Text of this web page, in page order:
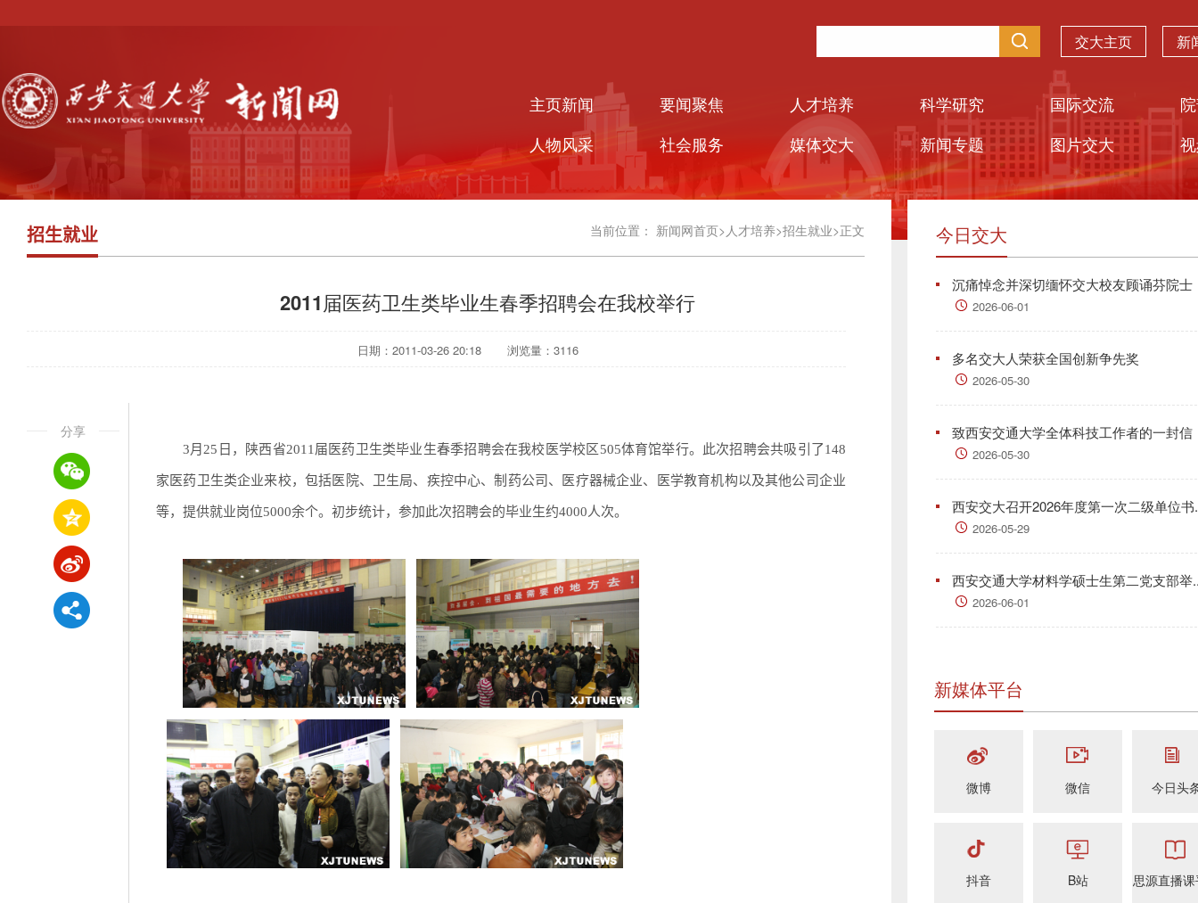
交大主页 新
主页新闻 要闻聚焦 人才培养 科学研究 国际交流
人物风采
社会服务 媒体交大 新闻专题 图片交大
当前位置： 新闻网首页>人才培养>招生就业>正文
招生就业
分享
2011届医药卫生类毕业生春季招聘会在我校举行
日期：2011-03-26 20:18 浏览量： 3116
3月25日，陕西省2011届医药卫生类毕业生春季招聘会在我校医学校区505体育馆举行。此次招聘会共吸引了148
家医药卫生类企业来校，包括医院、卫生局、疾控中心、制药公司、医疗器械企业、医学教育机构以及其他公司企业
等，提供就业岗位5000余个。初步统计，参加此次招聘会的毕业生约4000人次。
今日交大
沉痛悼念并深切缅怀交大校友顾诵芬院士
2026-06-01
多名交大人荣获全国创新争先奖
2026-05-30
致西安交通大学全体科技工作者的一封信
2026-05-30
西安交大召开2026年度第一次二级单位书
2026-05-29
西安交通大学材料学硕士生第二党支部举
2026-06-01
新媒体平台
微博 微信 今日头
抖音 B站 思源直播